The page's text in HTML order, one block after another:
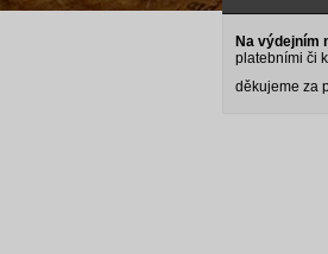
Na výdejním
platebními či
děkujeme za